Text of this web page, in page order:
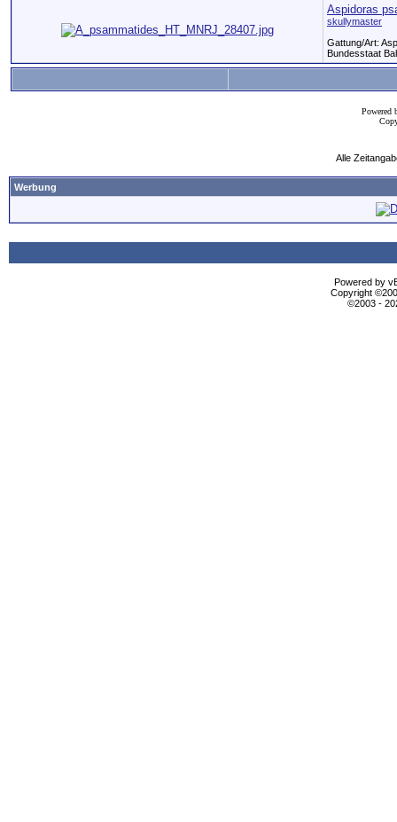
Aspidoras
skullymaster
Gattung/Art:
Bundesstaat
Powered
Alle
Werbung
Powered by
Copyright
©2003 -